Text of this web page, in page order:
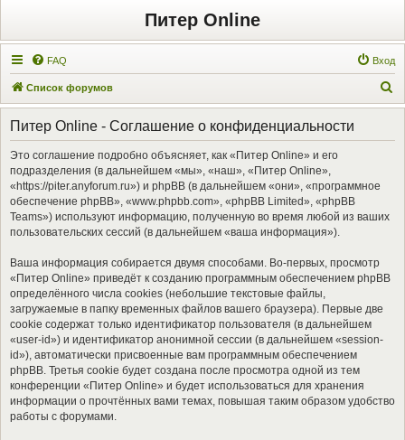
Питер Online
FAQ Вход
Список форумов
о
Питер Online - Соглашение о конфиденциальности
Это соглашение подробно объясняет, как «Питер Online» и его
подразделения (в дальнейшем «мы», «наш», «Питер Online»,
«https://piter.anyforum.ru») и phpBB (в дальнейшем «они», «программное
обеспечение phpBB», «www.phpbb.com», «phpBB Limited», «phpBB
Teams») используют информацию, полученную во время любой из ваших
пользовательских сессий (в дальнейшем «ваша информация»).
Ваша информация собирается двумя способами. Во-первых, просмотр
«Питер Online» приведёт к созданию программным обеспечением phpBB
определённого числа cookies (небольшие текстовые файлы,
загружаемые в папку временных файлов вашего браузера). Первые две
cookie содержат только идентификатор пользователя (в дальнейшем
«user-id») и идентификатор анонимной сессии (в дальнейшем «session-
id»), автоматически присвоенные вам программным обеспечением
phpBB. Третья cookie будет создана после просмотра одной из тем
конференции «Питер Online» и будет использоваться для хранения
информации о прочтённых вами темах, повышая таким образом удобство
работы с форумами.